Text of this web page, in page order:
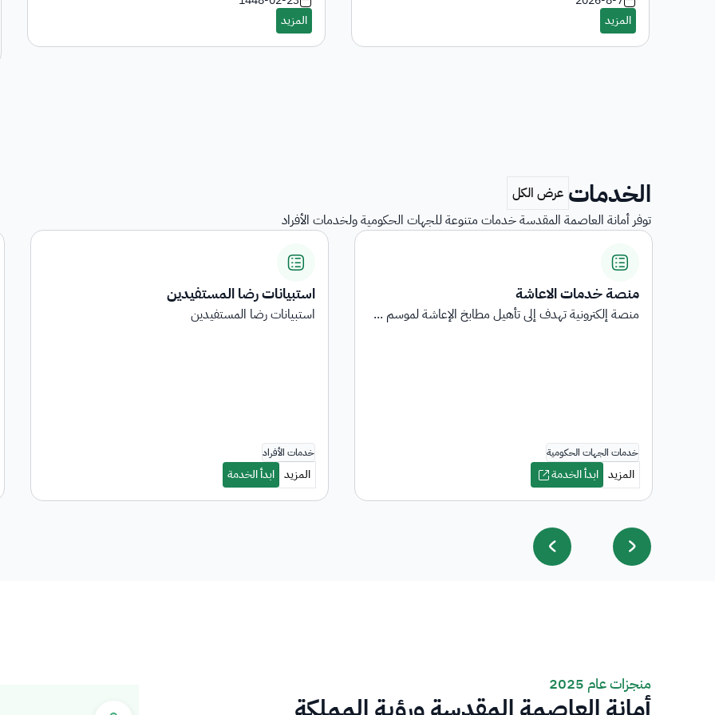
الخدمات
توفر أمانة العاصمة المقدسة خدمات متنوعة للجهات الحكومية ولخدمات الأفراد
استبيانات رضا المستفيدين
استبيانات رضا المستفيدين
المنقولات
هي خدمة عرض المنقولات المرجعة على الجهات الحكومية
منجزات عام 2025